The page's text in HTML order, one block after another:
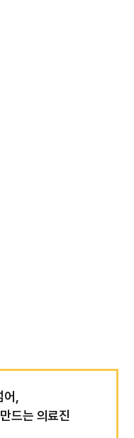
어,
드는 의료진